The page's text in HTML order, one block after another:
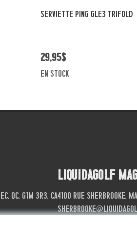
Vue rapide
SERVIETTE PING GLE3 TRIFOLD
29,95$
en stock
QC, G1M 3R3, CA
Liquidagolf
4100 Rue Sherbrooke,